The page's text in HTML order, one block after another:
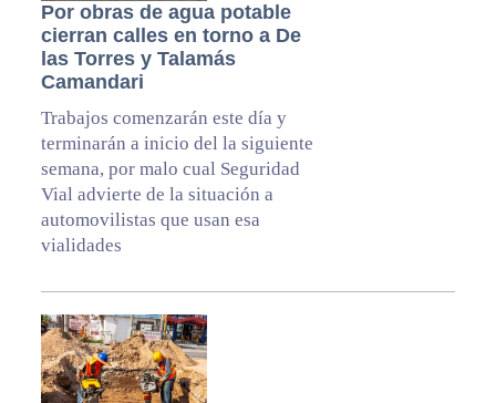
Por obras de agua potable
cierran calles en torno a De
las Torres y Talamás
Camandari
Trabajos comenzarán este día y
terminarán a inicio del la siguiente
semana, por malo cual Seguridad
Vial advierte de la situación a
automovilistas que usan esa
vialidades